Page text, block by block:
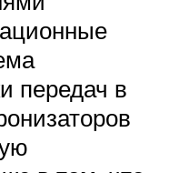
передач в